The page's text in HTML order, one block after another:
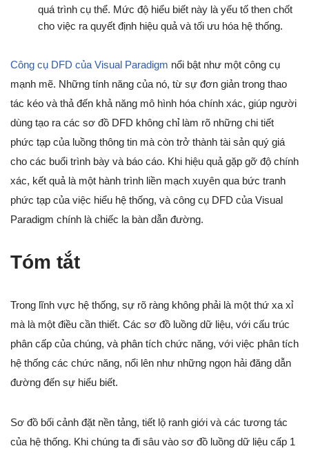
quá trình cụ thể. Mức độ hiểu biết này là yếu tố then chốt
cho việc ra quyết định hiệu quả và tối ưu hóa hệ thống.
Công cụ DFD của Visual Paradigm nổi bật như một công cụ
mạnh mẽ. Những tính năng của nó, từ sự đơn giản trong thao
tác kéo và thả đến khả năng mô hình hóa chính xác, giúp người
dùng tạo ra các sơ đồ DFD không chỉ làm rõ những chi tiết
phức tạp của luồng thông tin mà còn trở thành tài sản quý giá
cho các buổi trình bày và báo cáo. Khi hiệu quả gặp gỡ độ chính
xác, kết quả là một hành trình liền mạch xuyên qua bức tranh
phức tạp của việc hiểu hệ thống, và công cụ DFD của Visual
Paradigm chính là chiếc la bàn dẫn đường.
Tóm tắt
Trong lĩnh vực hệ thống, sự rõ ràng không phải là một thứ xa xỉ
mà là một điều cần thiết. Các sơ đồ luồng dữ liệu, với cấu trúc
phân cấp của chúng, và phân tích chức năng, với việc phân tích
hệ thống các chức năng, nổi lên như những ngọn hải đăng dẫn
đường đến sự hiểu biết.
Sơ đồ bối cảnh đặt nền tảng, tiết lộ ranh giới và các tương tác
của hệ thống. Khi chúng ta đi sâu vào sơ đồ luồng dữ liệu cấp 1